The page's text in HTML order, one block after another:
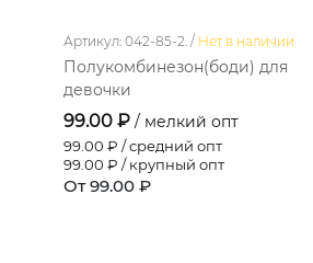
Артикул: 042-85-2. / Нет в наличии
Полукомбинезон(боди) для
девочки
99.00 ₽ / мелкий опт
99.00 ₽ / средний опт
99.00 ₽ / крупный опт
От 99.00 ₽